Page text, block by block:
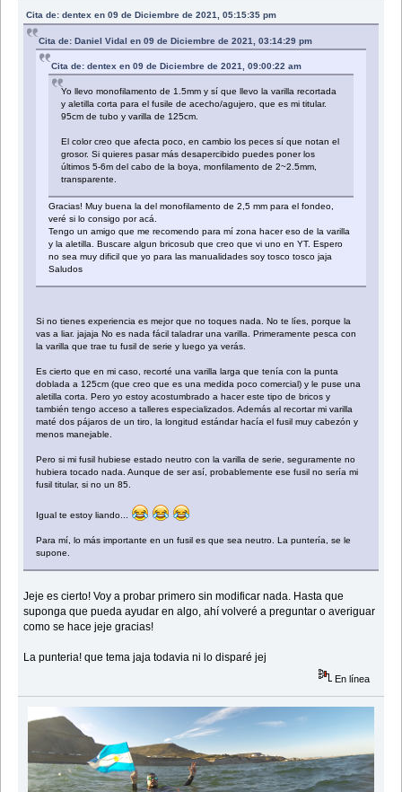
Cita de: dentex en 09 de Diciembre de 2021, 05:15:35 pm
Cita de: Daniel Vidal en 09 de Diciembre de 2021, 03:14:29 pm
Cita de: dentex en 09 de Diciembre de 2021, 09:00:22 am
Yo llevo monofilamento de 1.5mm y sí que llevo la varilla recortada
y aletilla corta para el fusile de acecho/agujero, que es mi titular.
95cm de tubo y varilla de 125cm.
El color creo que afecta poco, en cambio los peces sí que notan el
grosor. Si quieres pasar más desapercibido puedes poner los
últimos 5-6m del cabo de la boya, monfilamento de 2~2.5mm,
transparente.
Gracias! Muy buena la del monofilamento de 2,5 mm para el fondeo,
veré si lo consigo por acá.
Tengo un amigo que me recomendo para mí zona hacer eso de la varilla
y la aletilla. Buscare algun bricosub que creo que vi uno en YT. Espero
no sea muy dificil que yo para las manualidades soy tosco tosco jaja
Saludos
Si no tienes experiencia es mejor que no toques nada. No te líes, porque la
vas a liar. jajaja No es nada fácil taladrar una varilla. Primeramente pesca con
la varilla que trae tu fusil de serie y luego ya verás.
Es cierto que en mi caso, recorté una varilla larga que tenía con la punta
doblada a 125cm (que creo que es una medida poco comercial) y le puse una
aletilla corta. Pero yo estoy acostumbrado a hacer este tipo de bricos y
también tengo acceso a talleres especializados. Además al recortar mi varilla
maté dos pájaros de un tiro, la longitud estándar hacía el fusil muy cabezón y
menos manejable.
Pero si mi fusil hubiese estado neutro con la varilla de serie, seguramente no
hubiera tocado nada. Aunque de ser así, probablemente ese fusil no sería mi
fusil titular, si no un 85.
Igual te estoy liando...
Para mí, lo más importante en un fusil es que sea neutro. La puntería, se le
supone.
Jeje es cierto! Voy a probar primero sin modificar nada. Hasta que
suponga que pueda ayudar en algo, ahí volveré a preguntar o averiguar
como se hace jeje gracias!
La punteria! que tema jaja todavia ni lo disparé jej
En línea